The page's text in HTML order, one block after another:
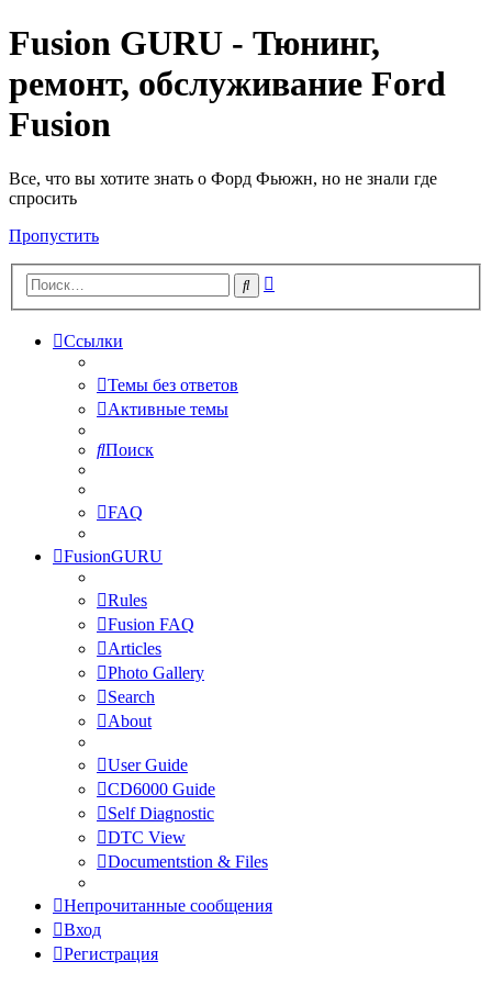
Fusion GURU - Тюнинг,
ремонт, обслуживание Ford
Fusion
Все, что вы хотите знать о Форд Фьюжн, но не знали где
спросить
Пропустить
Поиск
Ссылки
Темы без ответов
Активные темы
Поиск
FAQ
FusionGURU
Rules
Fusion FAQ
Articles
Photo Gallery
Search
About
User Guide
CD6000 Guide
Self Diagnostic
DTC View
Documentstion & Files
Непрочитанные сообщения
Вход
Регистрация